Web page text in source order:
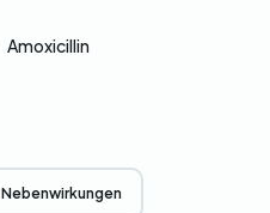
Amoxicillin
Nebenwirkungen